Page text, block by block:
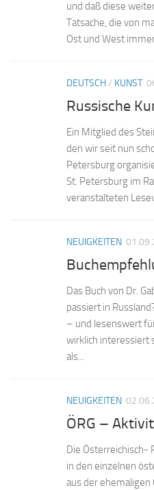
und daß diese
Tatsache, die von
Ost und West
DEUTSCH/ KUNST
Russische
Ein Mitglied des
den wir seit nun
Petersburg
St. Petersburg im
veranstalteten
NEUIGKEITEN
Das Buch von Dr.
passiert in
– und lesenswert
wirklich interessiert
als...
NEUIGKEITEN
ÖRG –
Die Österreichisch-
in den einzelnen
aus der